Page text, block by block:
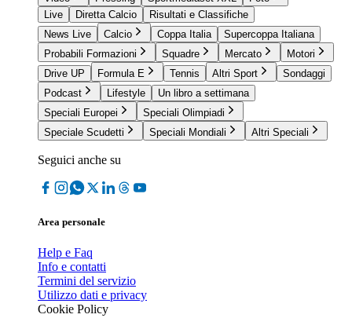
Live
Diretta Calcio
Risultati e Classifiche
News Live
Calcio Coppa Italia
Supercoppa Italiana
Probabili Formazioni
Squadre Mercato
Motori
Drive UP
Formula E Tennis Altri Sport
Sondaggi
Podcast
Lifestyle
Un libro a settimana
Speciali Europei
Speciali Olimpiadi
Speciale Scudetti
Speciali Mondiali Altri Speciali
Seguici anche su
Area personale
Help e Faq
Info e contatti
Termini del servizio
Utilizzo dati e privacy
Cookie Policy